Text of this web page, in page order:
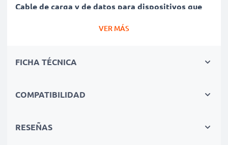
Cable de carga y de datos para dispositivos que
carga Mini USB y las versiones USB anteriores
con una velocidad de carga de 1A
irrompible con revestimiento protector contra
VER MÁS
FICHA TÉCNICA
COMPATIBILIDAD
RESEÑAS